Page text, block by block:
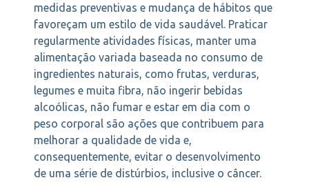
medidas preventivas e mudança de hábitos que
favoreçam um estilo de vida saudável. Praticar
regularmente atividades físicas, manter uma
alimentação variada baseada no consumo de
ingredientes naturais, como frutas, verduras,
legumes e muita fibra, não ingerir bebidas
alcoólicas, não fumar e estar em dia com o
peso corporal são ações que contribuem para
melhorar a qualidade de vida e,
consequentemente, evitar o desenvolvimento
de uma série de distúrbios, inclusive o câncer.